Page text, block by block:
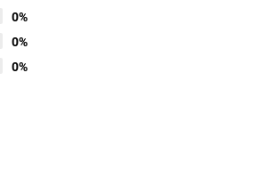
0%
0%
0%